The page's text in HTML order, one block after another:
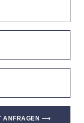
ANFRAGEN ⟶